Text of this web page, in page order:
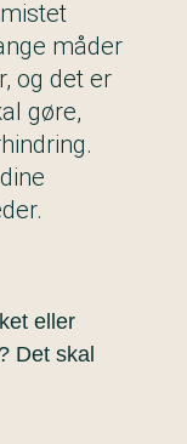
måder
og det er
gøre,
eller
Det skal